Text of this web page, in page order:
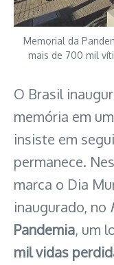
Memorial da
mais de 700 mil
O Brasil
memória em
insiste em
permanece.
marca o Dia
inaugurado, no
Pandemia, um
mil vidas